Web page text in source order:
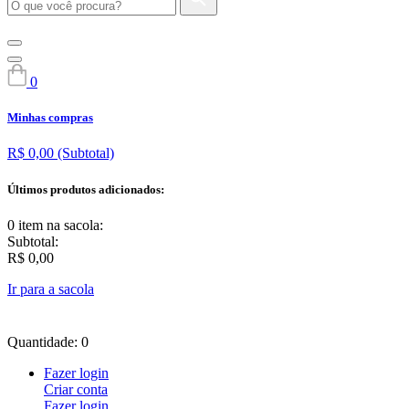
0
Minhas compras
R$ 0,00 (Subtotal)
Últimos produtos adicionados:
0 item na sacola:
Subtotal:
R$ 0,00
Ir para a sacola
Quantidade: 0
Fazer login
Criar conta
Fazer login